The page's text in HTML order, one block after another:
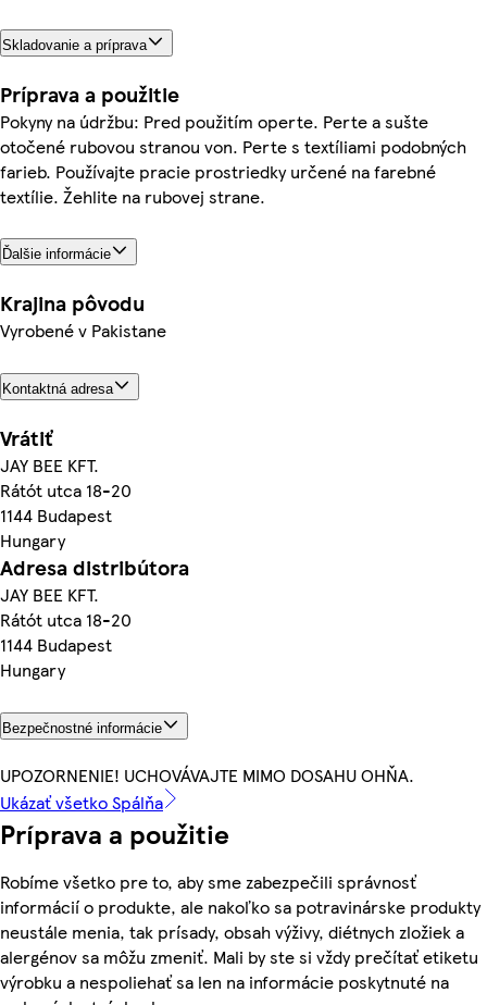
Skladovanie a príprava
Príprava a použitie
Pokyny na údržbu: Pred použitím operte. Perte a sušte
otočené rubovou stranou von. Perte s textíliami podobných
farieb. Používajte pracie prostriedky určené na farebné
textílie. Žehlite na rubovej strane.
Ďalšie informácie
Krajina pôvodu
Vyrobené v Pakistane
Kontaktná adresa
Vrátiť
JAY BEE KFT.
Rátót utca 18-20
1144 Budapest
Hungary
Adresa distribútora
JAY BEE KFT.
Rátót utca 18-20
1144 Budapest
Hungary
Bezpečnostné informácie
UPOZORNENIE! UCHOVÁVAJTE MIMO DOSAHU OHŇA.
Ukázať všetko Spálňa
Príprava a použitie
Robíme všetko pre to, aby sme zabezpečili správnosť
informácií o produkte, ale nakoľko sa potravinárske produkty
neustále menia, tak prísady, obsah výživy, diétnych zložiek a
alergénov sa môžu zmeniť. Mali by ste si vždy prečítať etiketu
výrobku a nespoliehať sa len na informácie poskytnuté na